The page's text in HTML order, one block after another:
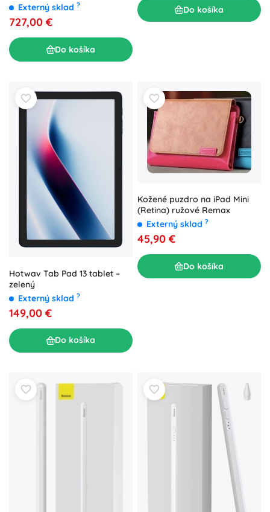
Externý sklad ?
727,00 €
Do košíka
Do košíka
Hotwav Tab Pad 13 tablet –
zelený
Externý sklad ?
149,00 €
Do košíka
Kožené puzdro na iPad Mini
(Retina) ružové Remax
Externý sklad ?
45,90 €
Do košíka